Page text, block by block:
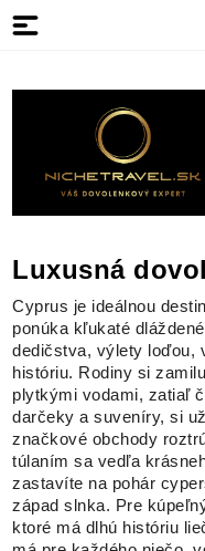
Luxusná
Cyprus je ideálnou
ponúka kľukaté
dedičstva, výlety loďou,
históriu. Rodiny si
plytkými vodami, zatiaľ
darčeky a suveníry, si
značkové obchody
túlaním sa vedľa
zastavíte na pohár
západ slnka. Pre
ktoré má dlhú históriu